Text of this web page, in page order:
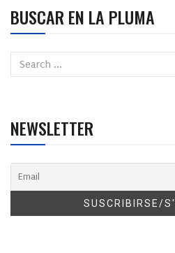
BUSCAR EN LA PLUMA
NEWSLETTER